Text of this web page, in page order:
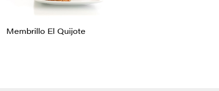
Membrillo El Quijote